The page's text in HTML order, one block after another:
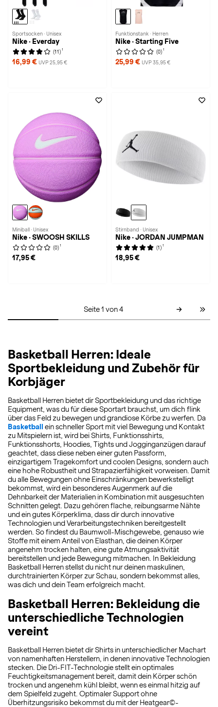
Sportsocken · Unisex
Nike · Everday
(11) 1
16,99 € UVP 25,95 €
Funktionstank · Herren
Nike · Starting Five
(0) 1
25,99 € UVP 35,95 €
Miniball · Unisex
Nike · SWOOSH SKILLS
(0) 1
17,95 €
Stirnband · Unisex
Nike · JORDAN JUMPMAN
(1) 1
18,95 €
Seite 1 von 4
Basketball Herren: Ideale
Sportbekleidung und Zubehör für
Korbjäger
Basketball Herren bietet dir Sportbekleidung und das richtige
Equipment, was du für diese Sportart brauchst, um dich flink
über das Feld zu bewegen und grandiose Körbe zu werfen. Da
Basketball
ein schneller Sport mit viel Bewegung und Kontakt
zu Mitspielern ist, wird bei Shirts, Funktionsshirts,
Funktionsshorts, Hoodies, Tights und Jogginganzügen darauf
geachtet, dass diese neben einer guten Passform,
einzigartigem Tragekomfort und coolen Designs, sondern auch
eine hohe Robustheit und Strapazierfähigkeit vorweisen. Damit
du alle Bewegungen ohne Einschränkungen bewerkstelligt
bekommst, wird ein besonderes Augenmerk auf die
Dehnbarkeit der Materialien in Kombination mit ausgesuchten
Schnitten gelegt. Dazu gehören flache, reibungsarme Nähte
und ein gutes Körperklima, dass dir durch innovative
Technologien und Verarbeitungstechniken bereitgestellt
werden. So findest du Baumwoll-Mischgewebe, genauso wie
Stoffe mit einem Anteil von Elasthan, die deinen Körper
angenehm trocken halten, eine gute Atmungsaktivität
bereitstellen und jede Bewegung mitmachen. In Bekleidung
Basketball Herren stellst du nicht nur deinen maskulinen,
durchtrainierten Körper zur Schau, sondern bekommst alles,
was dich und dein Team erfolgreich macht.
Basketball Herren: Bekleidung die
unterschiedliche Technologien
vereint
Basketball Herren bietet dir Shirts in unterschiedlicher Machart
von namenhaften Herstellern, in denen innovative Technologien
stecken. Die Dri-FIT-Technologie stellt ein optimales
Feuchtigkeitsmanagement bereit, damit dein Körper schön
trocken und angenehm kühl bleibt, wenn es einmal hitzig auf
dem Spielfeld zugeht. Optimaler Support ohne
Überhitzungsrisiko bekommst du mit der Heatgear©-